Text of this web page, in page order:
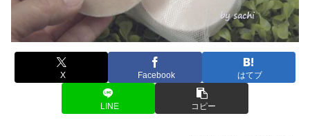
X Facebook はてブ
LINE コピー